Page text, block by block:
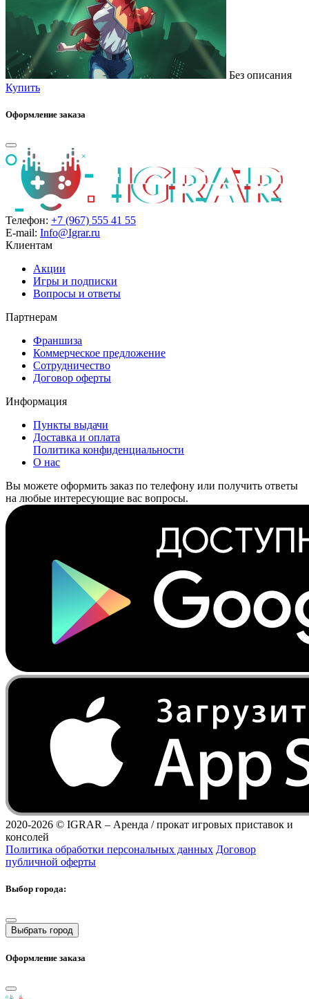
Без описания
Купить
Оформление заказа
Телефон: +7 (967) 555 41 55
E-mail: Info@Igrar.ru
Клиентам
Акции
Игры и подписки
Вопросы и ответы
Партнерам
Франшиза
Коммерческое предложение
Сотрудничество
Договор оферты
Информация
Пункты выдачи
Доставка и оплата
Политика конфиденциальности
О нас
Вы можете оформить заказ по телефону или получить ответы
на любые интересующие вас вопросы.
2020-2026 © IGRAR – Аренда / прокат игровых приставок и
консолей
Политика обработки персональных данных Договор
публичной оферты
Выбор города:
Выбрать город
Оформление заказа